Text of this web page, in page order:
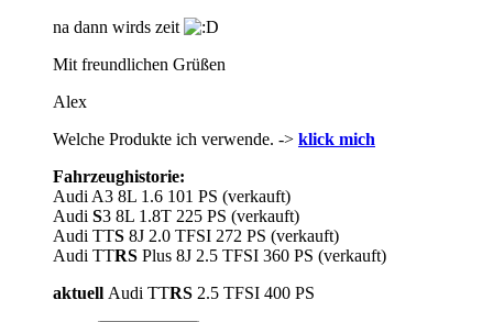
na dann wirds zeit
Mit freundlichen Grüßen
Alex
Welche Produkte ich verwende. -> klick mich
Fahrzeughistorie:
Audi A3 8L 1.6 101 PS (verkauft)
Audi S3 8L 1.8T 225 PS (verkauft)
Audi TTS 8J 2.0 TFSI 272 PS (verkauft)
Audi TTRS Plus 8J 2.5 TFSI 360 PS (verkauft)
aktuell Audi TTRS 2.5 TFSI 400 PS